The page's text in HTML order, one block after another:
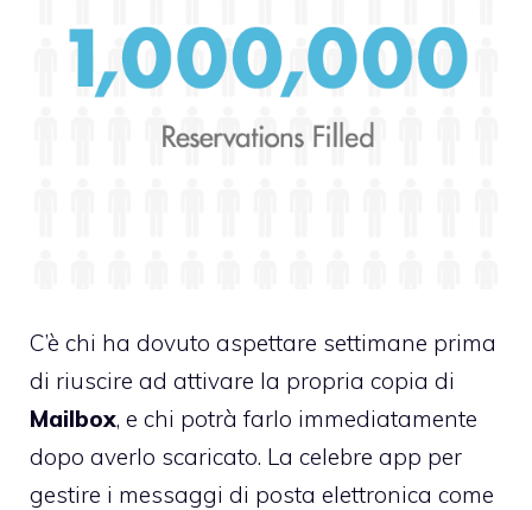
C’è chi ha dovuto aspettare settimane prima
di riuscire ad attivare la propria copia di
Mailbox, e chi potrà farlo immediatamente
dopo averlo scaricato. La celebre app per
gestire i messaggi di posta elettronica come